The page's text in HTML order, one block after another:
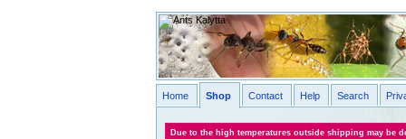
Home Shop Contact Help Search
Due to the high temperatures outside shipping may be